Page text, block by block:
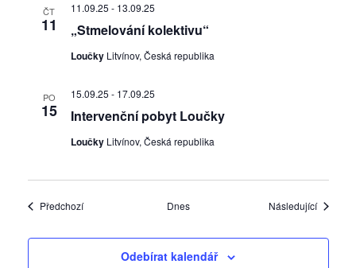
ČT
11 „Stmelování kolektivu“
11.09.25 - 13.09.25
Loučky Litvínov, Česká republika
PO
15 Intervenční pobyt Loučky
15.09.25 - 17.09.25
Loučky Litvínov, Česká republika
PředchozíAkce Dnes NásledujícíAkce
Odebírat kalendář